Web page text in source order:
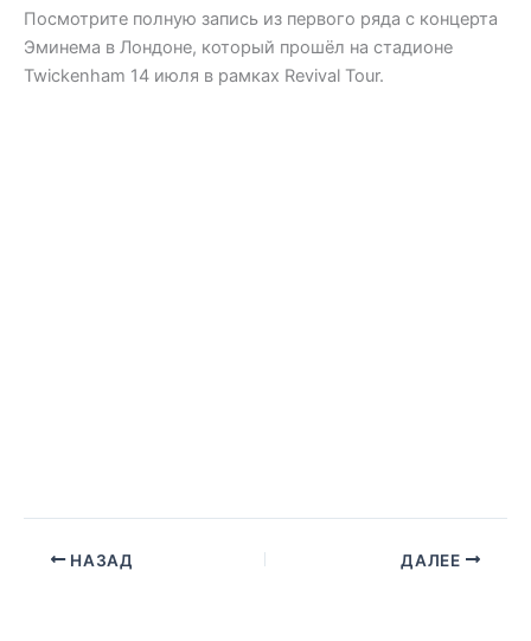
Посмотрите полную запись из первого ряда с концерта
Эминема в Лондоне, который прошёл на стадионе
Twickenham 14 июля в рамках Revival Tour.
НАЗАД ДАЛЕЕ